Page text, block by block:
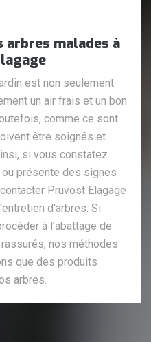
arbres malades à
est non seulement
un air frais et un bon
comme ce sont
être soignés et
si vous constatez
présente des signes
Pruvost Elagage
d'arbres. Si
à l'abattage de
nos méthodes
que des produits
arbres.